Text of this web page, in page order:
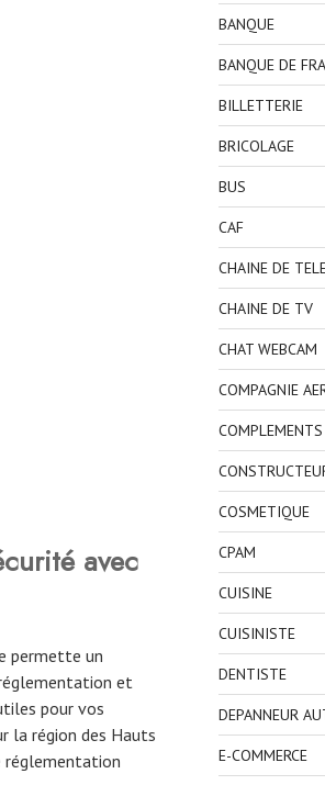
avec
permette un
et
pour vos
la région des Hauts
réglementation
BANQUE
BANQUE DE
BILLETTERIE
BRICOLAGE
BUS
CAF
CHAINE DE
CHAINE DE TV
CHAT WEBCAM
COMPAGNIE
COSMETIQUE
CPAM
CUISINE
CUISINISTE
DENTISTE
DEPANNEUR
E-COMMERCE